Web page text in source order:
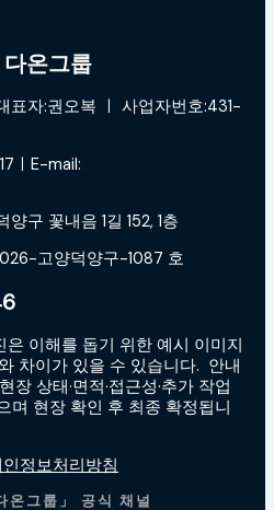
온그룹
표자:권오복 ㅣ 사업자번호:431-
ㅣE-mail:
구 꽃내음 1길 152, 1층
고양덕양구-1087 호
이해를 돕기 위한 예시 이미지
차이가 있을 수 있습니다. 안내
상태·면적·접근성·추가 작업
며 현장 확인 후 최종 확정됩니
정보처리방침
온그룹」 공식 채널